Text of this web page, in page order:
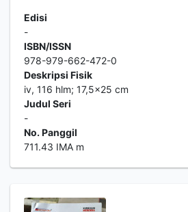
Edisi
-
ISBN/ISSN
978-979-662-472-0
Deskripsi Fisik
iv, 116 hlm; 17,5x25 cm
Judul Seri
-
No. Panggil
711.43 IMA m